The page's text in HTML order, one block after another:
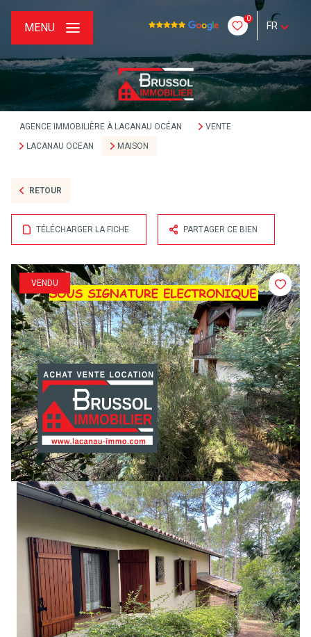
0
FR
MENU
AGENCE IMMOBILIÈRE À LACANAU OCÉAN
VENTE
LACANAU OCEAN
MAISON
RETOUR
TÉLÉCHARGER LA FICHE PARTAGER CE BIEN
VENDU